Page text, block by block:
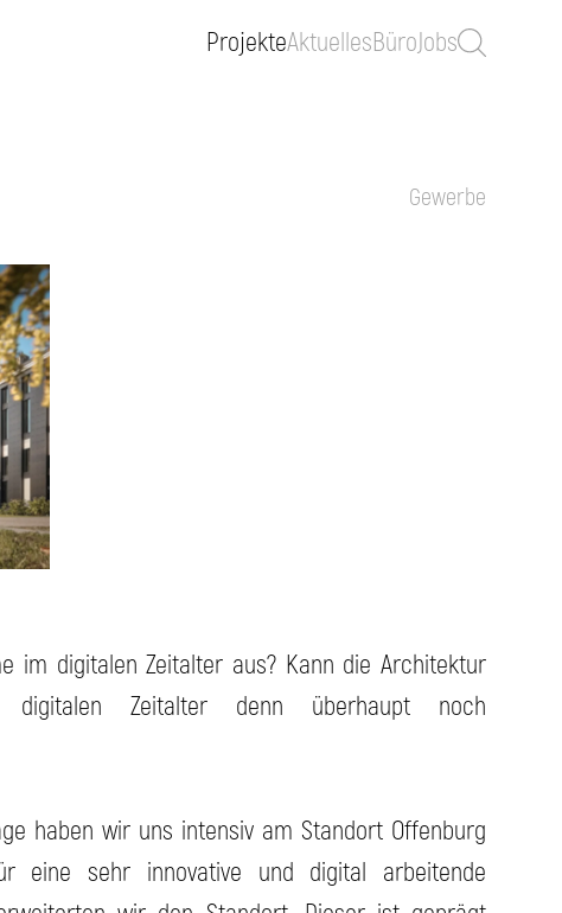
ProjekteAktuellesBüroJobs
Gewerbe
im digitalen Zeitalter aus? Kann die Architektur
Zeitalter denn überhaupt noch
haben wir uns intensiv am Standort Offenburg
eine sehr innovative und digital arbeitende